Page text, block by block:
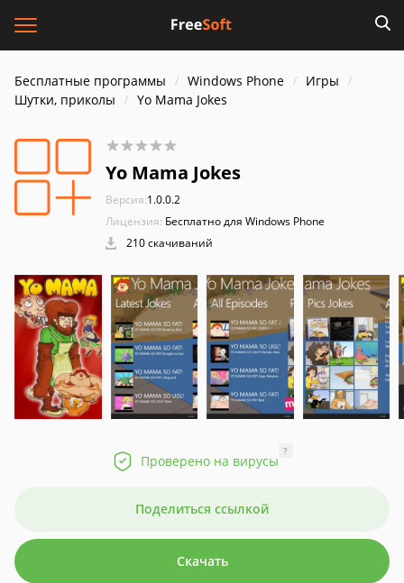
Бесплатные программы Windows Phone
Игры
Шутки, приколы
Yo Mama Jokes
Yo Mama Jokes
Версия:1.0.0.2
Лицензия: Бесплатно для Windows Phone
210 скачиваний
Проверено на вирусы
?
Поделиться ссылкой
Скачать